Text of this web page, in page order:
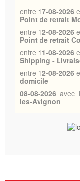
entre 17-08-2026
Point de retrait
entre 12-08-2026
Point de retrait
entre 11-08-2026
Shipping -
entre 12-08-2026
domicile
08-08-2026 avec
les-Avignon